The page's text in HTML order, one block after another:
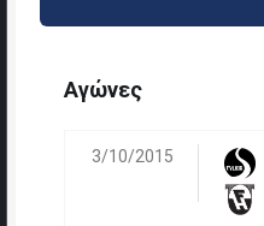
Αγώνες
3/10/2015